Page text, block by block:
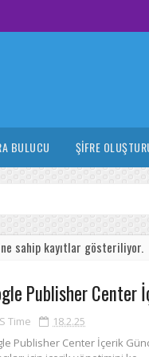
BULUCU ŞIFRE
sahip kayıtlar gösteriliyor.
Publisher Center
Time
18.2.25
Publisher Center İçerik